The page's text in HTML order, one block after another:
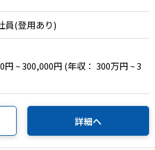
員(登用あり)
円 ~ 300,000円 (年収： 300万円 ~ 3
詳細へ